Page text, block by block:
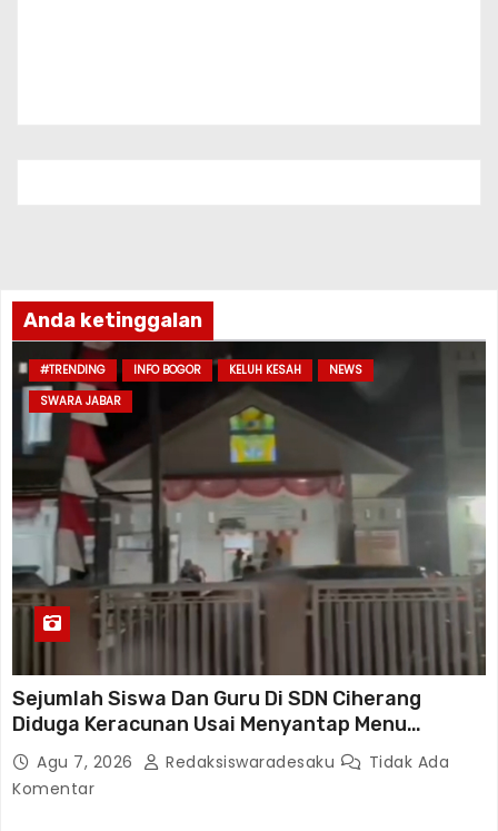
Anda ketinggalan
#TRENDING INFO BOGOR KELUH KESAH
NEWS
SWARA JABAR
Sejumlah Siswa Dan Guru Di SDN Ciherang
Diduga Keracunan Usai Menyantap Menu
Program MBG, Puluhan Korban Dirawat Di
Puskesmas
Agu 7, 2026 Redaksiswaradesaku
Tidak Ada
Komentar